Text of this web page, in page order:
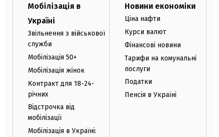
Мобілізація в
Україні
Звільнення з військової
служби
Мобілізація 50+
Мобілізація жінок
Контракт для 18-24-
річних
Відстрочка від
мобілізації
Мобілізація в Україні:
Новини економіки
Ціна нафти
Курси валют
Фінансові новини
Тарифи на комунальні
послуги
Податки
Пенсія в Україні